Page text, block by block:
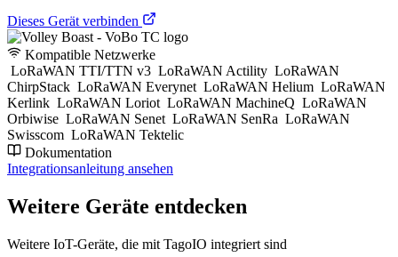
Dieses Gerät verbinden
Kompatible Netzwerke
LoRaWAN TTI/TTN v3 LoRaWAN Actility LoRaWAN
ChirpStack LoRaWAN Everynet LoRaWAN Helium LoRaWAN
Kerlink LoRaWAN Loriot LoRaWAN MachineQ LoRaWAN
Orbiwise LoRaWAN Senet LoRaWAN SenRa LoRaWAN
Swisscom LoRaWAN Tektelic
Dokumentation
Integrationsanleitung ansehen
Weitere Geräte entdecken
Weitere IoT-Geräte, die mit TagoIO integriert sind